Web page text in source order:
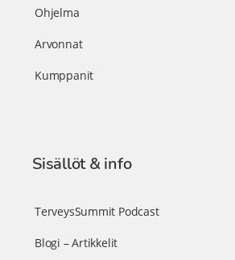
Ohjelma
Arvonnat
Kumppanit
Sisällöt & info
TerveysSummit Podcast
Blogi – Artikkelit